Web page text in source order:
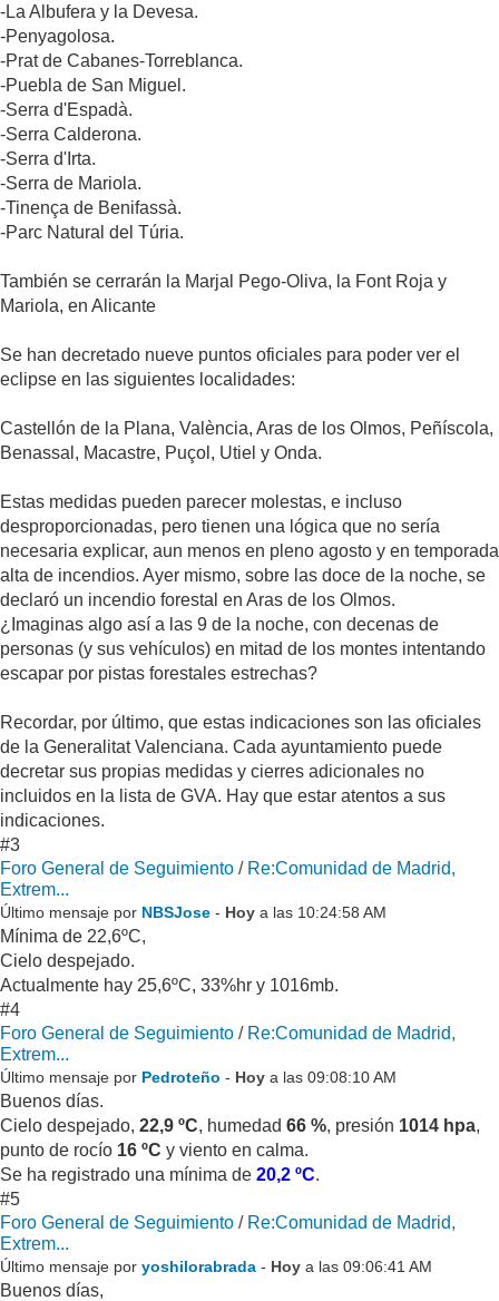
-La Albufera y la Devesa.
-Penyagolosa.
-Prat de Cabanes-Torreblanca.
-Puebla de San Miguel.
-Serra d'Espadà.
-Serra Calderona.
-Serra d'Irta.
-Serra de Mariola.
-Tinença de Benifassà.
-Parc Natural del Túria.
También se cerrarán la Marjal Pego-Oliva, la Font Roja y
Mariola, en Alicante
Se han decretado nueve puntos oficiales para poder ver el
eclipse en las siguientes localidades:
Castellón de la Plana, València, Aras de los Olmos, Peñíscola,
Benassal, Macastre, Puçol, Utiel y Onda.
Estas medidas pueden parecer molestas, e incluso
desproporcionadas, pero tienen una lógica que no sería
necesaria explicar, aun menos en pleno agosto y en temporada
alta de incendios. Ayer mismo, sobre las doce de la noche, se
declaró un incendio forestal en Aras de los Olmos.
¿Imaginas algo así a las 9 de la noche, con decenas de
personas (y sus vehículos) en mitad de los montes intentando
escapar por pistas forestales estrechas?
Recordar, por último, que estas indicaciones son las oficiales
de la Generalitat Valenciana. Cada ayuntamiento puede
decretar sus propias medidas y cierres adicionales no
incluidos en la lista de GVA. Hay que estar atentos a sus
indicaciones.
#3
Foro General de Seguimiento / Re:Comunidad de Madrid,
Extrem...
Último mensaje por NBSJose - Hoy a las 10:24:58 AM
Mínima de 22,6ºC,
Cielo despejado.
Actualmente hay 25,6ºC, 33%hr y 1016mb.
#4
Foro General de Seguimiento / Re:Comunidad de Madrid,
Extrem...
Último mensaje por Pedroteño - Hoy a las 09:08:10 AM
Buenos días.
Cielo despejado, 22,9 ºC, humedad 66 %, presión 1014 hpa,
punto de rocío 16 ºC y viento en calma.
Se ha registrado una mínima de 20,2 ºC.
#5
Foro General de Seguimiento / Re:Comunidad de Madrid,
Extrem...
Último mensaje por yoshilorabrada - Hoy a las 09:06:41 AM
Buenos días,